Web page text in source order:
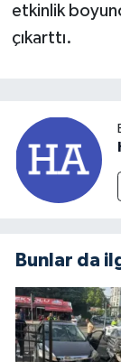
etkinlik
çıkarttı.
Bunlar da